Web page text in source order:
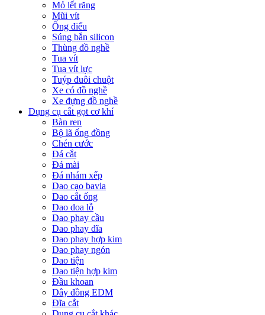
Mỏ lết răng
Mũi vít
Ống điếu
Súng bắn silicon
Thùng đồ nghề
Tua vít
Tua vít lực
Tuýp đuôi chuột
Xe có đồ nghề
Xe đựng đồ nghề
Dụng cụ cắt gọt cơ khí
Bàn ren
Bộ lã ống đồng
Chén cước
Đá cắt
Đá mài
Đá nhám xếp
Dao cạo bavia
Dao cắt ống
Dao doa lỗ
Dao phay cầu
Dao phay đĩa
Dao phay hợp kim
Dao phay ngón
Dao tiện
Dao tiện hợp kim
Đầu khoan
Dây đồng EDM
Đĩa cắt